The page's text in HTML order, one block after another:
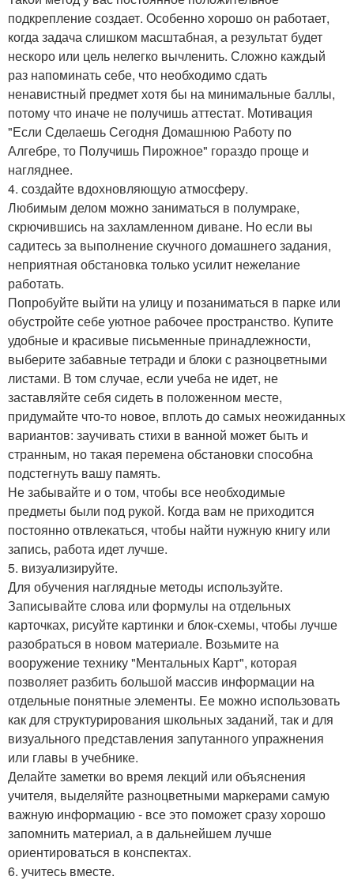
подкрепление создает. Особенно хорошо он работает,
когда задача слишком масштабная, а результат будет
нескоро или цель нелегко вычленить. Сложно каждый
раз напоминать себе, что необходимо сдать
ненавистный предмет хотя бы на минимальные баллы,
потому что иначе не получишь аттестат. Мотивация
"Если Сделаешь Сегодня Домашнюю Работу по
Алгебре, то Получишь Пирожное" гораздо проще и
нагляднее.
4. создайте вдохновляющую атмосферу.
Любимым делом можно заниматься в полумраке,
скрючившись на захламленном диване. Но если вы
садитесь за выполнение скучного домашнего задания,
неприятная обстановка только усилит нежелание
работать.
Попробуйте выйти на улицу и позаниматься в парке или
обустройте себе уютное рабочее пространство. Купите
удобные и красивые письменные принадлежности,
выберите забавные тетради и блоки с разноцветными
листами. В том случае, если учеба не идет, не
заставляйте себя сидеть в положенном месте,
придумайте что-то новое, вплоть до самых неожиданных
вариантов: заучивать стихи в ванной может быть и
странным, но такая перемена обстановки способна
подстегнуть вашу память.
Не забывайте и о том, чтобы все необходимые
предметы были под рукой. Когда вам не приходится
постоянно отвлекаться, чтобы найти нужную книгу или
запись, работа идет лучше.
5. визуализируйте.
Для обучения наглядные методы используйте.
Записывайте слова или формулы на отдельных
карточках, рисуйте картинки и блок-схемы, чтобы лучше
разобраться в новом материале. Возьмите на
вооружение технику "Ментальных Карт", которая
позволяет разбить большой массив информации на
отдельные понятные элементы. Ее можно использовать
как для структурирования школьных заданий, так и для
визуального представления запутанного упражнения
или главы в учебнике.
Делайте заметки во время лекций или объяснения
учителя, выделяйте разноцветными маркерами самую
важную информацию - все это поможет сразу хорошо
запомнить материал, а в дальнейшем лучше
ориентироваться в конспектах.
6. учитесь вместе.